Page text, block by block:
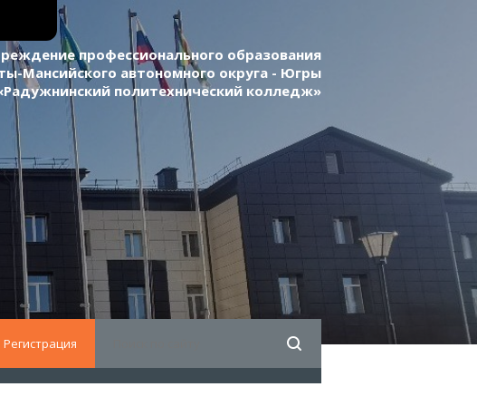
профессионального образования
Мансийского автономного округа - Югры
политехнический колледж»
Регистрация